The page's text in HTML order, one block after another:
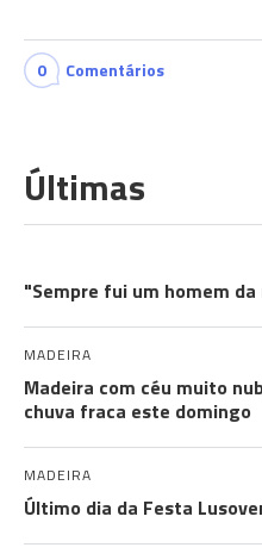
0 Comentários
Últimas
"Sempre fui um homem
MADEIRA
Madeira com céu muito
chuva fraca este domingo
MADEIRA
Último dia da Festa